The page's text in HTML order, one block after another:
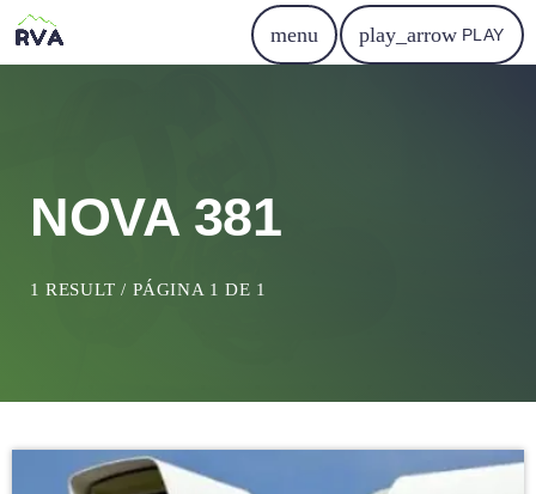
menu play_arrow PLAY
NOVA 381
1 RESULT / PÁGINA 1 DE 1